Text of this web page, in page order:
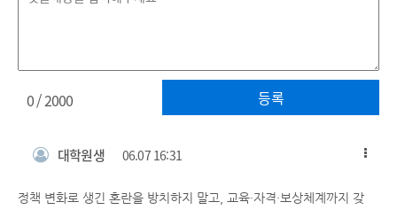
등록
0/ 2000
대학원생 06.07 16:31
정책 변화로 생긴 혼란을 방치하지 말고, 교육·자격·보상체계까지 갖